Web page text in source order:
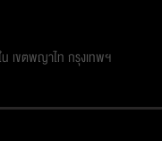
เขตพญาไท กรุงเทพฯ